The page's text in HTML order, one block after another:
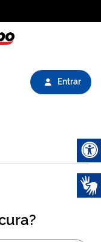
Entrar